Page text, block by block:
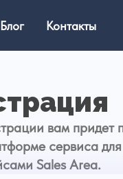
Блог
регистрации
к платформе